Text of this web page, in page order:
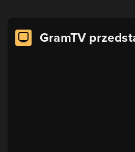
GramTV